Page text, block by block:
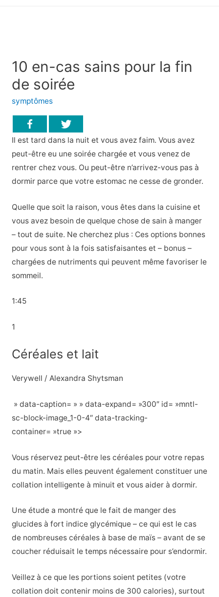
10 en-cas sains pour la fin
de soirée
symptômes
Il est tard dans la nuit et vous avez faim. Vous avez
peut-être eu une soirée chargée et vous venez de
rentrer chez vous. Ou peut-être n’arrivez-vous pas à
dormir parce que votre estomac ne cesse de gronder.
Quelle que soit la raison, vous êtes dans la cuisine et
vous avez besoin de quelque chose de sain à manger
– tout de suite. Ne cherchez plus : Ces options bonnes
pour vous sont à la fois satisfaisantes et – bonus –
chargées de nutriments qui peuvent même favoriser le
sommeil.
1:45
1
Céréales et lait
Verywell / Alexandra Shytsman
» data-caption= » » data-expand= »300″ id= »mntl-
sc-block-image_1-0-4″ data-tracking-
container= »true »>
Vous réservez peut-être les céréales pour votre repas
du matin. Mais elles peuvent également constituer une
collation intelligente à minuit et vous aider à dormir.
Une étude a montré que le fait de manger des
glucides à fort indice glycémique – ce qui est le cas
de nombreuses céréales à base de maïs – avant de se
coucher réduisait le temps nécessaire pour s’endormir.
Veillez à ce que les portions soient petites (votre
collation doit contenir moins de 300 calories), surtout